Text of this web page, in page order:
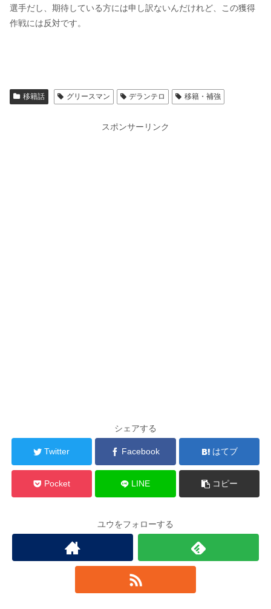
選手だし、期待している方には申し訳ないんだけれど、この獲得
作戦には反対です。
移籍話 グリースマン デランテロ 移籍・補強
スポンサーリンク
シェアする
Twitter Facebook はてブ
Pocket LINE コピー
ユウをフォローする